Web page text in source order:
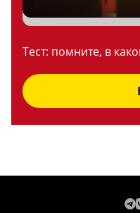
Тест: помните, в